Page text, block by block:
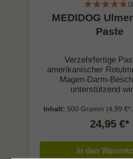
MEDIDOG
Paste
Verzehrfertige
amerikanischer
Magen-Darm-
unterstützend
Inhalt: 500 Gramm (4,99 €*
24,95 €*
In den